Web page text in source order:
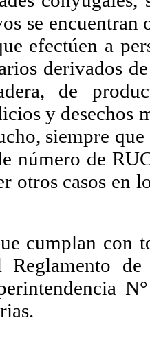
se
efectúen a
derivados
de
y desechos
siempre
número de
otros casos
cumplan con
Reglamento